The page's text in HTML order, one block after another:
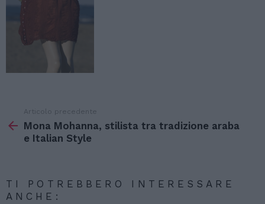
di
Articolo precedente
Mona Mohanna, stilista tra tradizione araba
e Italian Style
TI POTREBBERO INTERESSARE
ANCHE: